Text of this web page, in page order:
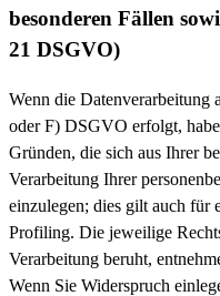
besonderen Fällen
21 DSGVO)
Wenn die
oder F) DSGVO erfolgt,
Gründen, die sich aus Ihrer
Verarbeitung Ihrer
einzulegen; dies gilt auch für
Profiling. Die jeweilige
Verarbeitung beruht,
Wenn Sie Widerspruch